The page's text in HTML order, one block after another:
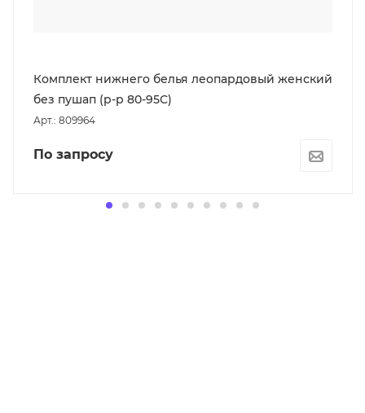
Комплект нижнего белья леопардовый женский
без пушап (р-р 80-95С)
Арт.: 809964
По запросу